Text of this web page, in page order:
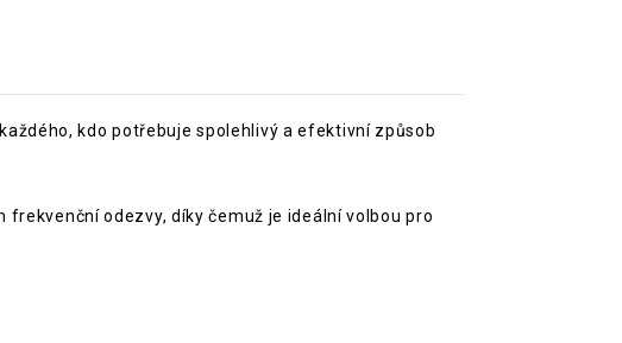
kdo potřebuje spolehlivý a efektivní způsob
odezvy, díky čemuž je ideální volbou pro